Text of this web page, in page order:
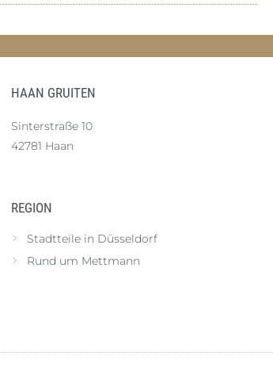
HAAN GRUITEN
Sinterstraße 10
42781 Haan
REGION
Stadtteile in Düsseldorf
Rund um Mettmann